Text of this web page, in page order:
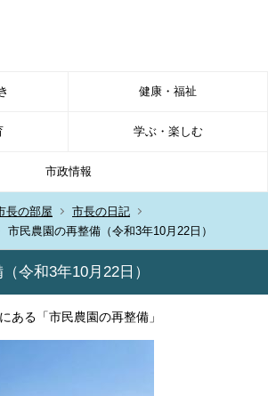
健康・福祉
学ぶ・楽しむ
市政情報
長の部屋
市長の日記
市民農園の再整備（令和3年10月22日）
令和3年10月22日）
ある「市民農園の再整備」